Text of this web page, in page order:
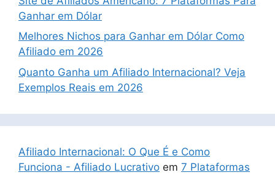
Ganhar em Dólar
Melhores Nichos para Ganhar em Dólar Como
Afiliado em 2026
Quanto Ganha um Afiliado Internacional? Veja
Exemplos Reais em 2026
Afiliado Internacional: O Que É e Como
Funciona - Afiliado Lucrativo em 7 Plataformas